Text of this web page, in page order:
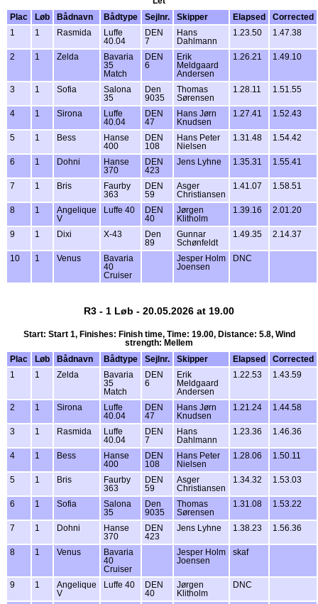
Plac
Løb Bådnavn Bådtype Sejlnr. Skipper Elapsed
Corrected
1
1 Rasmida
Luffe
40.04
DEN
7
Hans
Dahlmann
1.23.50 1.47.38
2 1 Zelda
Bavaria
35
Match
DEN
6
Erik
Meldgaard
Andersen
1.26.21 1.49.10
3 1 Sofia
Salona
35
Den
9035
Thomas
Sørensen
1.28.11 1.51.55
4 1 Sirona
Luffe
40.04
DEN
47
Hans Jørn
Knudsen
1.27.41 1.52.43
5 1 Bess
Hanse
400
DEN
108
Hans Peter
Nielsen
1.31.48 1.54.42
6 1 Dohni
Hanse
370
DEN
423
Jens Lyhne 1.35.31 1.55.41
7 1 Bris
Faurby
363
DEN
59
Asger
Christiansen
1.41.07 1.58.51
8 1
Angelique
V
Luffe 40
DEN
40
Jørgen
Klitholm
1.39.16 2.01.20
9 1 Dixi X-43
Den
89
Gunnar
Schønfeldt
1.49.35 2.14.37
10 1 Venus
Bavaria
40
Cruiser
Jesper Holm
Joensen
DNC
R3 - 1 Løb - 20.05.2026 at 19.00
Start: Start 1, Finishes: Finish time, Time: 19.00, Distance: 5.8, Wind
strength: Mellem
Plac
Løb Bådnavn Bådtype Sejlnr. Skipper Elapsed
Corrected
1
1 Zelda
Bavaria
35
Match
DEN
6
Erik
Meldgaard
Andersen
1.22.53 1.43.59
2 1 Sirona
Luffe
40.04
DEN
47
Hans Jørn
Knudsen
1.21.24 1.44.58
3 1 Rasmida
Luffe
40.04
DEN
7
Hans
Dahlmann
1.23.36 1.46.36
4 1 Bess
Hanse
400
DEN
108
Hans Peter
Nielsen
1.28.06 1.50.11
5 1 Bris
Faurby
363
DEN
59
Asger
Christiansen
1.34.32 1.53.03
6 1 Sofia
Salona
35
Den
9035
Thomas
Sørensen
1.31.08 1.53.22
7 1 Dohni
Hanse
370
DEN
423
Jens Lyhne 1.38.23 1.56.36
8 1 Venus
Bavaria
40
Cruiser
Jesper Holm
Joensen
skaf
9 1
Angelique
V
Luffe 40
DEN
40
Jørgen
Klitholm
DNC